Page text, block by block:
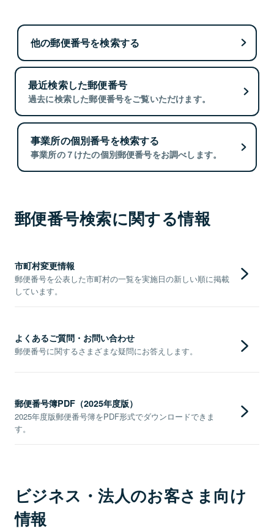
他の郵便番号を検索する
最近検索した郵便番号
過去に検索した郵便番号をご覧いただけます。
事業所の個別番号を検索する
事業所の７けたの個別郵便番号をお調べします。
郵便番号検索に関する情報
市町村変更情報
郵便番号を公表した市町村の一覧を実施日の新しい順に掲載
しています。
よくあるご質問・お問い合わせ
郵便番号に関するさまざまな疑問にお答えします。
郵便番号簿PDF（2025年度版）
2025年度版郵便番号簿をPDF形式でダウンロードできま
す。
ビジネス・法人のお客さま向け
情報